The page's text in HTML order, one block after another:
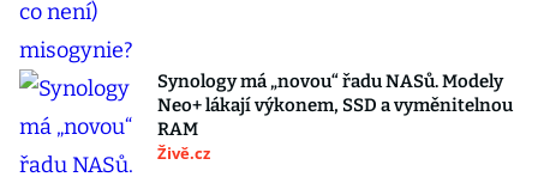
Synology má „novou“ řadu NASů. Modely
Neo+ lákají výkonem, SSD a vyměnitelnou
RAM
Živě.cz